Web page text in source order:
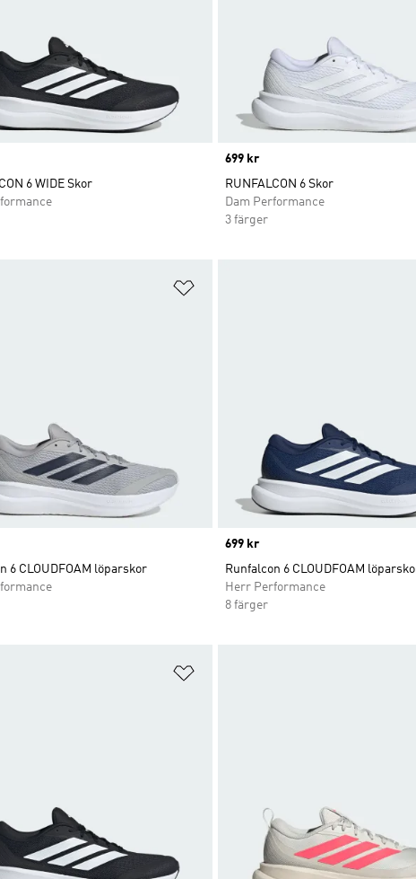
6 WIDE Skor
Price
699 kr
RUNFALCON 6 Skor
Dam Performance
3 färger
6 CLOUDFOAM löparskor
Price
699 kr
Runfalcon 6 CLOUDFOAM
Herr Performance
8 färger